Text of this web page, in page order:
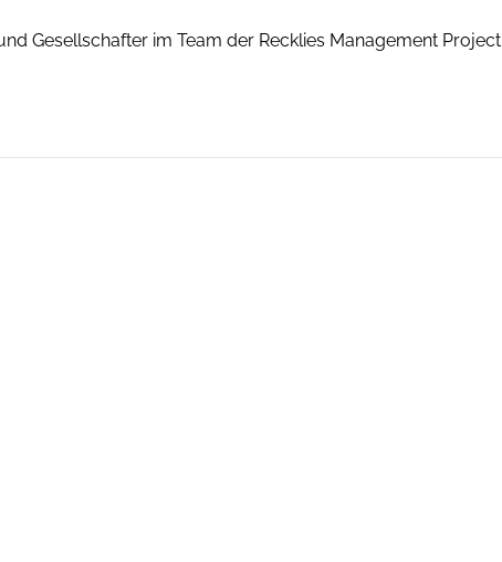
Gesellschafter im Team der Recklies Management Project